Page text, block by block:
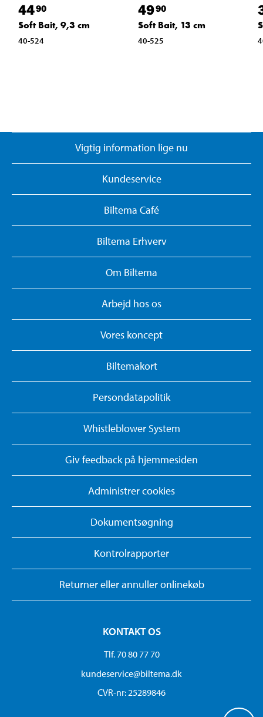
4490
Soft Bait, 9,3 cm
40-524
4990
Soft Bait, 13 cm
40-525
Vigtig information lige nu
Kundeservice
Biltema Café
Biltema Erhverv
Om Biltema
Arbejd hos os
Vores koncept
Biltemakort
Persondatapolitik
Whistleblower System
Giv feedback på hjemmesiden
Administrer cookies
Dokumentsøgning
Kontrolrapporter
Returner eller annuller onlinekøb
KONTAKT OS
Tlf. 70 80 77 70
kundeservice@biltema.dk
CVR-nr: 25289846